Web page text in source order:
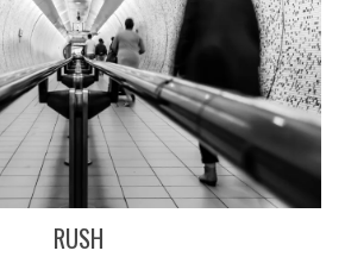
RUSH